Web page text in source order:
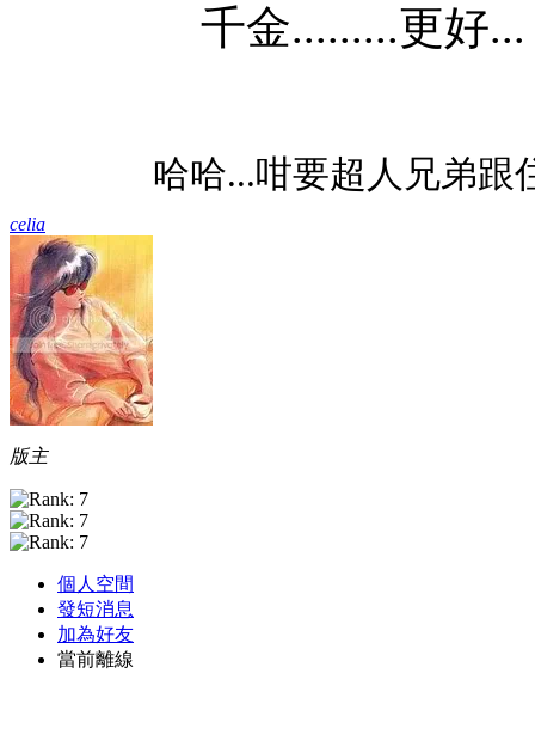
celia
版主
個人空間
發短消息
加為好友
當前離線
千金.........更好...
哈哈...咁要超人兄弟跟